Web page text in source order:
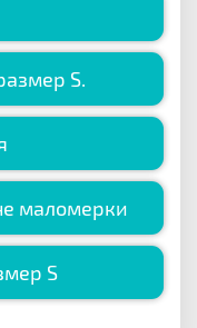
S.
маломерки
S